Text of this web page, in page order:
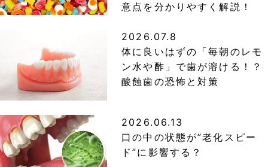
意点を分かりやすく解説！
2026.07.8
体に良いはずの「毎朝のレモ
ン水や酢」で歯が溶ける！？
酸蝕歯の恐怖と対策
2026.06.13
口の中の状態が”老化スピー
ド”に影響する？